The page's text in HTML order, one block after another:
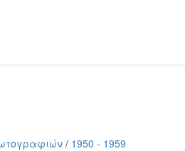
/ 1950 - 1959